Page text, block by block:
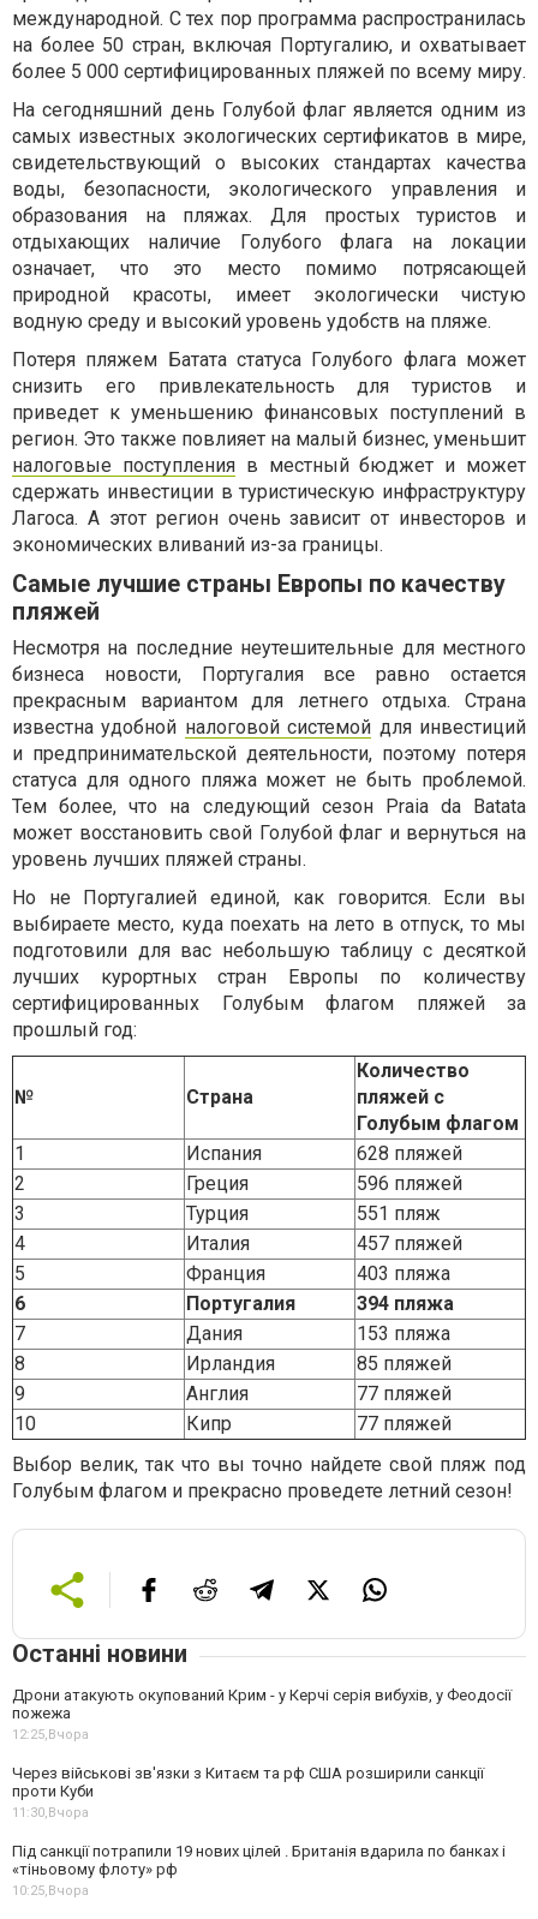
международной. С тех пор программа распространилась
на более 50 стран, включая Португалию, и охватывает
более 5 000 сертифицированных пляжей по всему миру.
На сегодняшний день Голубой флаг является одним из
самых известных экологических сертификатов в мире,
свидетельствующий о высоких стандартах качества
воды, безопасности, экологического управления и
образования на пляжах. Для простых туристов и
отдыхающих наличие Голубого флага на локации
означает, что это место помимо потрясающей
природной красоты, имеет экологически чистую
водную среду и высокий уровень удобств на пляже.
Потеря пляжем Батата статуса Голубого флага может
снизить его привлекательность для туристов и
приведет к уменьшению финансовых поступлений в
регион. Это также повлияет на малый бизнес, уменьшит
налоговые поступленияв местный бюджет и может
сдержать инвестиции в туристическую инфраструктуру
Лагоса. А этот регион очень зависит от инвесторов и
экономических вливаний из-за границы.
Самые лучшие страны Европы по качеству
пляжей
Несмотря на последние неутешительные для местного
бизнеса новости, Португалия все равно остается
прекрасным вариантом для летнего отдыха. Страна
известна удобной налоговой системой для инвестиций
и предпринимательской деятельности, поэтому потеря
статуса для одного пляжа может не быть проблемой.
Тем более, что на следующий сезон Praia da Batata
может восстановить свой Голубой флаг и вернуться на
уровень лучших пляжей страны.
Но не Португалией единой, как говорится. Если вы
выбираете место, куда поехать на лето в отпуск, то мы
подготовили для вас небольшую таблицу с десяткой
лучших курортных стран Европы по количеству
сертифицированных Голубым флагом пляжей за
прошлый год:
№ Страна
Количество
пляжей с
Голубым флагом
1
Испания
628 пляжей
2
Греция
596 пляжей
3
Турция
551 пляж
4
Италия
457 пляжей
5
Франция
403 пляжа
6
Португалия
394 пляжа
7
Дания
153 пляжа
8
Ирландия
85 пляжей
9
Англия
77 пляжей
10
Кипр
77 пляжей
Выбор велик, так что вы точно найдете свой пляж под
Голубым флагом и прекрасно проведете летний сезон!
Останні новини
Дрони атакують окупований Крим - у Керчі серія вибухів, у Феодосії
пожежа
12:25, Вчора
Через військові зв'язки з Китаєм та рф США розширили санкції
проти Куби
11:30, Вчора
Під санкції потрапили 19 нових цілей . Британія вдарила по банках і
«тіньовому флоту» рф
10:25, Вчора